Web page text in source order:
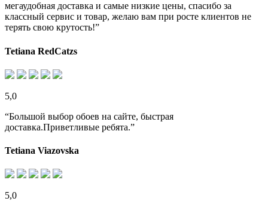
мегаудобная доставка и самые низкие цены, спасибо за
классный сервис и товар, желаю вам при росте клиентов не
терять свою крутость!”
Tetiana RedCatzs
5,0
“Большой выбор обоев на сайте, быстрая
доставка.Приветливые ребята.”
Tetiana Viazovska
5,0